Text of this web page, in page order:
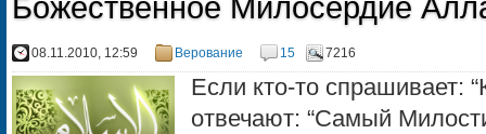
Божественное Милосердие
08.11.2010, 12:59 Верование 15 7216
Если кто-то спрашивает:
отвечают: “Самый